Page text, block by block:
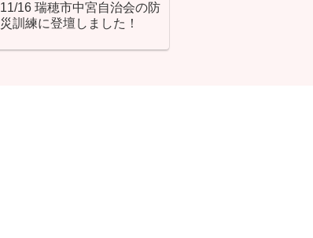
11/16 瑞穂市中宮自治会の防
災訓練に登壇しました！